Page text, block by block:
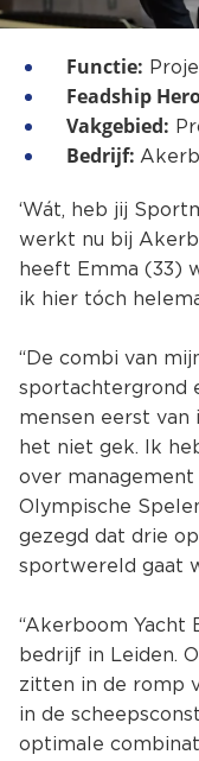
Functie:
Feadship
Vakgebied:
Bedrijf:
‘Wát, heb jij
werkt nu bij
heeft Emma (33)
ik hier tóch
“De combi van
sportachtergrond
mensen eerst van
het niet gek. Ik
over
Olympische
gezegd dat drie
sportwereld gaat
“Akerboom Yacht
bedrijf in Leiden.
zitten in de romp
in de
optimale